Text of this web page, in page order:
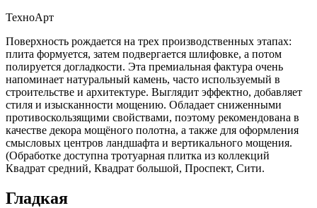
ТехноАрт
Поверхность рождается на трех производственных этапах:
плита формуется, затем подвергается шлифовке, а потом
полируется догладкости. Эта премиальная фактура очень
напоминает натуральный камень, часто используемый в
строительстве и архитектуре. Выглядит эффектно, добавляет
стиля и изысканности мощению. Обладает сниженными
противоскользящими свойствами, поэтому рекомендована в
качестве декора мощёного полотна, а также для оформления
смысловых центров ландшафта и вертикального мощения.
(Обработке доступна тротуарная плитка из коллекций
Квадрат средний, Квадрат большой, Проспект, Сити.
Гладкая